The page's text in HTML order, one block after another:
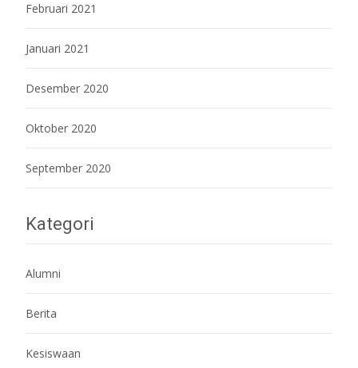
Februari 2021
Januari 2021
Desember 2020
Oktober 2020
September 2020
Kategori
Alumni
Berita
Kesiswaan